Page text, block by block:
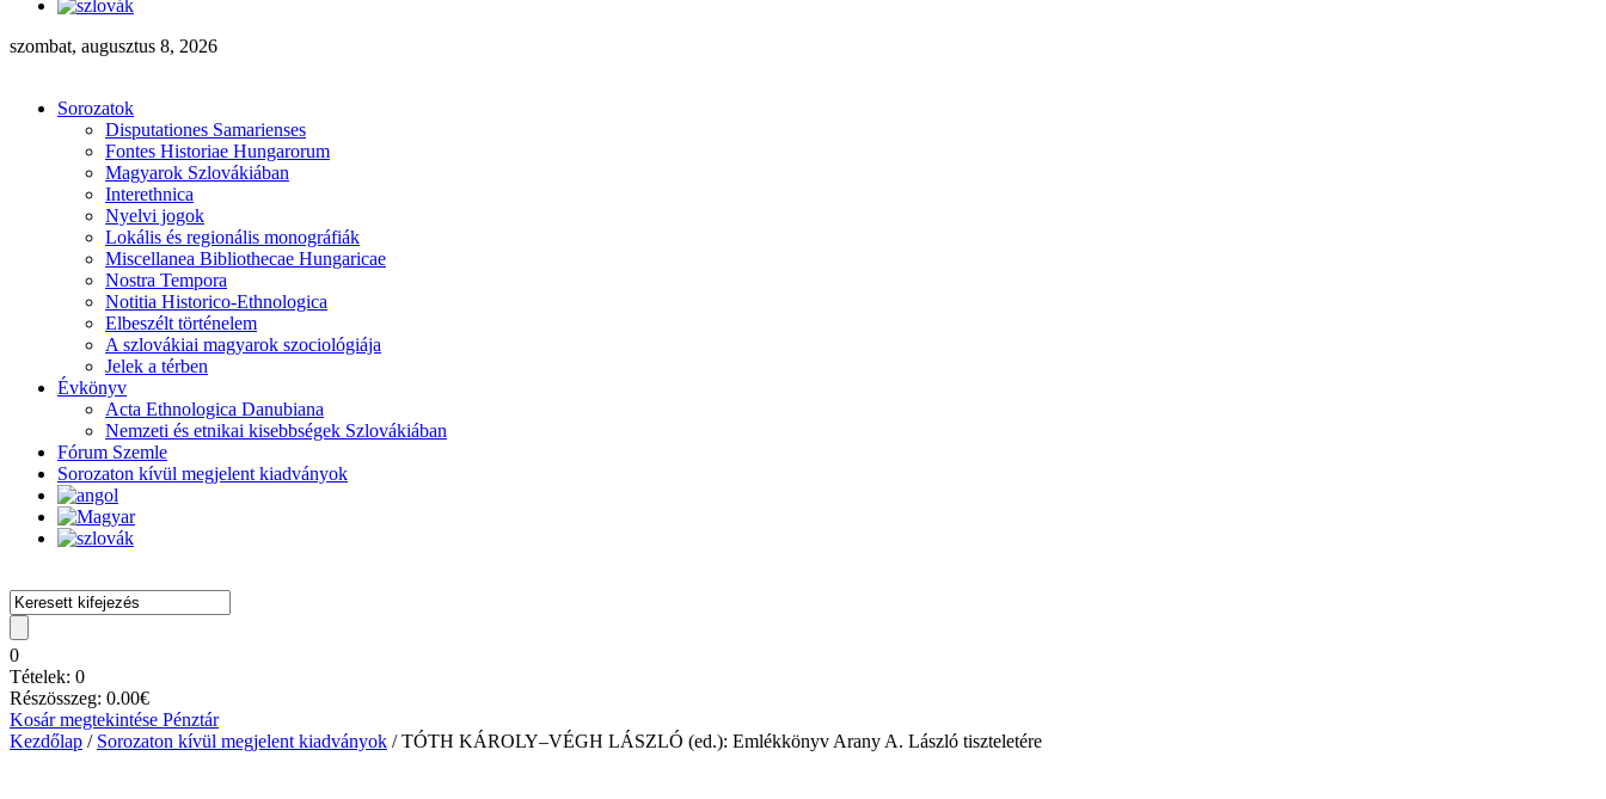
szombat, augusztus 8, 2026
Sorozatok
Disputationes Samarienses
Fontes Historiae Hungarorum
Magyarok Szlovákiában
Interethnica
Nyelvi jogok
Lokális és regionális monográfiák
Miscellanea Bibliothecae Hungaricae
Nostra Tempora
Notitia Historico-Ethnologica
Elbeszélt történelem
A szlovákiai magyarok szociológiája
Jelek a térben
Évkönyv
Acta Ethnologica Danubiana
Nemzeti és etnikai kisebbségek Szlovákiában
Fórum Szemle
Sorozaton kívül megjelent kiadványok
0
Tételek: 0
Részösszeg: 0.00€
Kosár megtekintése Pénztár
Kezdőlap / Sorozaton kívül megjelent kiadványok / TÓTH KÁROLY–VÉGH LÁSZLÓ (ed.): Emlékkönyv Arany A. László tiszteletére